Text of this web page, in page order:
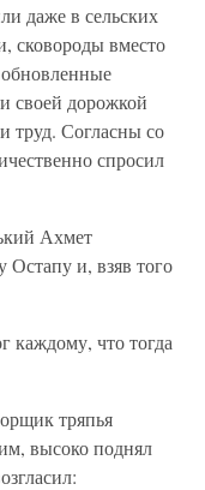
даже в сельских
сковороды вместо
обновленные
своей дорожкой
труд. Согласны со
спросил
Ахмет
и, взяв того
каждому, что тогда
тряпья
высоко поднял